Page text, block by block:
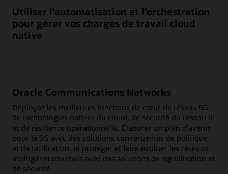
Utiliser l'automatisation et l'orchestration
pour gérer vos charges de travail cloud
native
Oracle Communications Networks
Déployez les meilleures fonctions de cœur de réseau 5G,
de technologies natives du cloud, de sécurité du réseau IP
et de résilience opérationnelle. Élaborer un plan d'avenir
pour la 5G avec des solutions convergentes de politique
et de tarification, et protéger et faire évoluer les réseaux
multigénérationnels avec des solutions de signalisation et
de sécurité.